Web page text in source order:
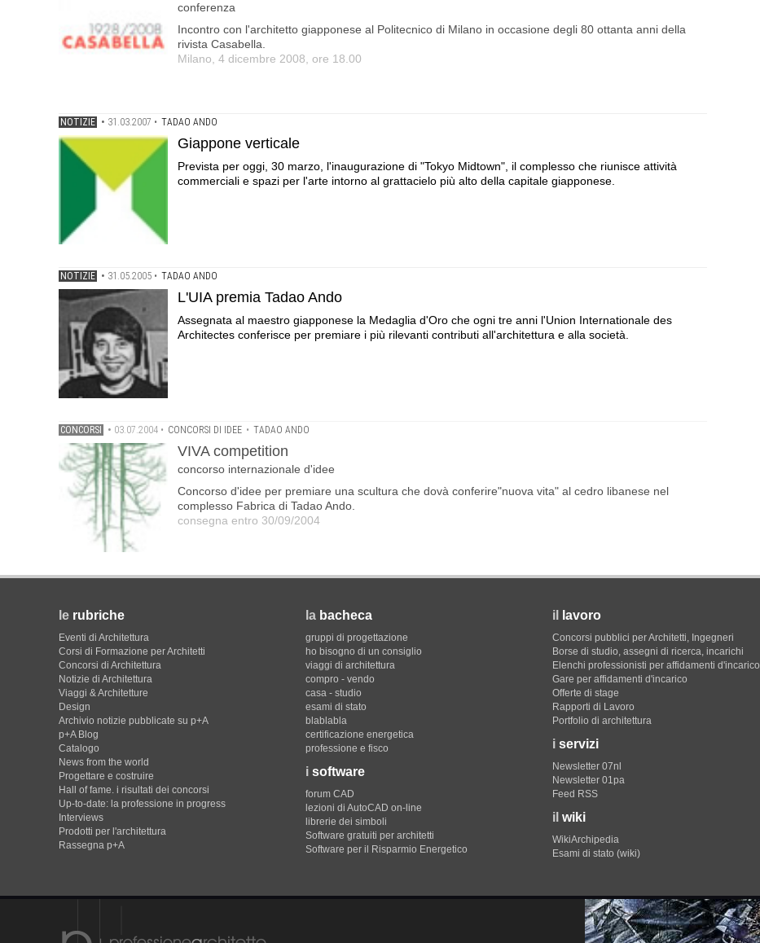
conferenza
Incontro con l'architetto giapponese al Politecnico di Milano in occasione degli 80 ottanta anni della
rivista Casabella.
Milano, 4 dicembre 2008, ore 18.00
NOTIZIE • 31.03.2007 • TADAO ANDO
Giappone verticale
Prevista per oggi, 30 marzo, l'inaugurazione di "Tokyo Midtown", il complesso che riunisce attività
commerciali e spazi per l'arte intorno al grattacielo più alto della capitale giapponese.
NOTIZIE • 31.05.2005 • TADAO ANDO
L'UIA premia Tadao Ando
Assegnata al maestro giapponese la Medaglia d'Oro che ogni tre anni l'Union Internationale des
Architectes conferisce per premiare i più rilevanti contributi all'architettura e alla società.
CONCORSI • 03.07.2004 • CONCORSI DI IDEE • TADAO ANDO
VIVA competition
concorso internazionale d'idee
Concorso d'idee per premiare una scultura che dovà conferire"nuova vita" al cedro libanese nel
complesso Fabrica di Tadao Ando.
consegna entro 30/09/2004
le rubriche
Eventi di Architettura
Corsi di Formazione per Architetti
Concorsi di Architettura
Notizie di Architettura
Viaggi & Architetture
Design
Archivio notizie pubblicate su p+A
p+A Blog
Catalogo
News from the world
Progettare e costruire
Hall of fame. i risultati dei concorsi
Up-to-date: la professione in progress
Interviews
Prodotti per l'architettura
Rassegna p+A
la bacheca
gruppi di progettazione
ho bisogno di un consiglio
viaggi di architettura
compro - vendo
casa - studio
esami di stato
blablabla
certificazione energetica
professione e fisco
i software
forum CAD
lezioni di AutoCAD on-line
librerie dei simboli
Software gratuiti per architetti
Software per il Risparmio Energetico
il lavoro
Concorsi pubblici per Architetti, Ingegneri
Borse di studio, assegni di ricerca, incarichi
Elenchi professionisti per affidamenti d'incarico
Gare per affidamenti d'incarico
Offerte di stage
Rapporti di Lavoro
Portfolio di architettura
i servizi
Newsletter 07nl
Newsletter 01pa
Feed RSS
il wiki
WikiArchipedia
Esami di stato (wiki)